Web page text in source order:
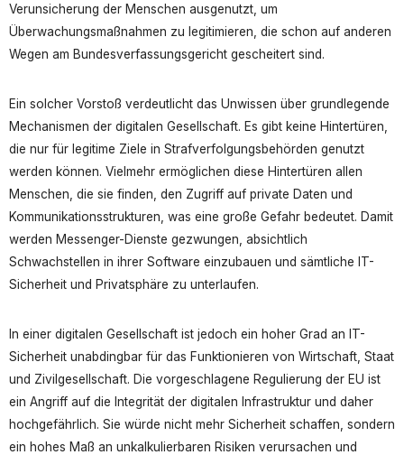
Verunsicherung der Menschen ausgenutzt, um
Überwachungsmaßnahmen zu legitimieren, die schon auf anderen
Wegen am Bundesverfassungsgericht gescheitert sind.
Ein solcher Vorstoß verdeutlicht das Unwissen über grundlegende
Mechanismen der digitalen Gesellschaft. Es gibt keine Hintertüren,
die nur für legitime Ziele in Strafverfolgungsbehörden genutzt
werden können. Vielmehr ermöglichen diese Hintertüren allen
Menschen, die sie finden, den Zugriff auf private Daten und
Kommunikationsstrukturen, was eine große Gefahr bedeutet. Damit
werden Messenger-Dienste gezwungen, absichtlich
Schwachstellen in ihrer Software einzubauen und sämtliche IT-
Sicherheit und Privatsphäre zu unterlaufen.
In einer digitalen Gesellschaft ist jedoch ein hoher Grad an IT-
Sicherheit unabdingbar für das Funktionieren von Wirtschaft, Staat
und Zivilgesellschaft. Die vorgeschlagene Regulierung der EU ist
ein Angriff auf die Integrität der digitalen Infrastruktur und daher
hochgefährlich. Sie würde nicht mehr Sicherheit schaffen, sondern
ein hohes Maß an unkalkulierbaren Risiken verursachen und